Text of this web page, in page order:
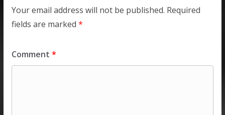
Your email address will not be published. Required
fields are marked *
Comment *